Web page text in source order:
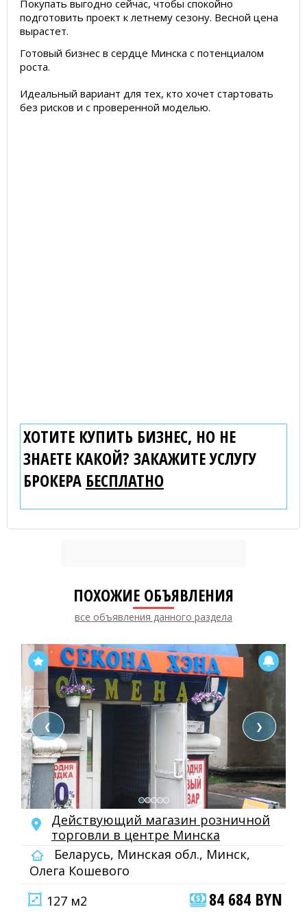
Покупать выгодно сейчас, чтобы спокойно
подготовить проект к летнему сезону. Весной цена
вырастет.
Готовый бизнес в сердце Минска с потенциалом
роста.
Идеальный вариант для тех, кто хочет стартовать
без рисков и с проверенной моделью.
ХОТИТЕ КУПИТЬ БИЗНЕС, НО НЕ
ЗНАЕТЕ КАКОЙ? ЗАКАЖИТЕ УСЛУГУ
БРОКЕРА БЕСПЛАТНО
ПОХОЖИЕ ОБЪЯВЛЕНИЯ
все объявления данного раздела
❮ ❯
Действующий магазин розничной
торговли в центре Минска
Беларусь, Минская обл., Минск,
Олега Кошевого
127 м2
84 684 BYN